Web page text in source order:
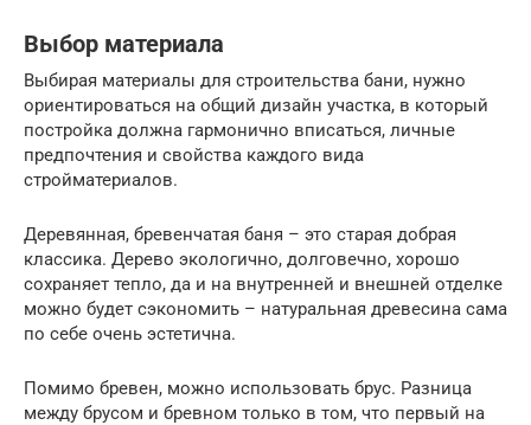
Выбор материала
Выбирая материалы для строительства бани, нужно
ориентироваться на общий дизайн участка, в который
постройка должна гармонично вписаться, личные
предпочтения и свойства каждого вида
стройматериалов.
Деревянная, бревенчатая баня – это старая добрая
классика. Дерево экологично, долговечно, хорошо
сохраняет тепло, да и на внутренней и внешней отделке
можно будет сэкономить – натуральная древесина сама
по себе очень эстетична.
Помимо бревен, можно использовать брус. Разница
между брусом и бревном только в том, что первый на